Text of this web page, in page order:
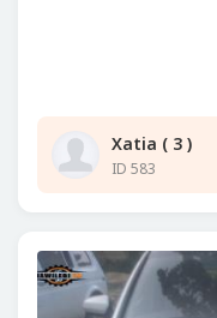
Xatia ( 3 )
ID 583